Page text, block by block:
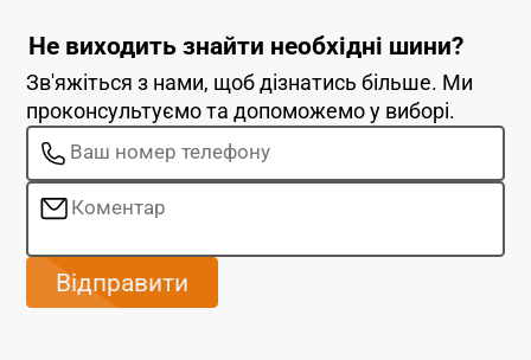
Не виходить знайти необхідні шини?
Зв'яжіться з нами, щоб дізнатись більше. Ми
проконсультуємо та допоможемо у виборі.
Відправити